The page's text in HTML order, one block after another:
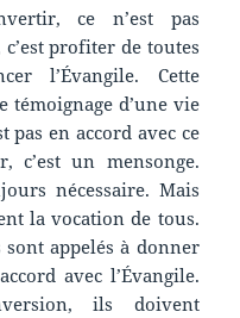
ce n’est pas
profiter de toutes
l’Évangile. Cette
témoignage d’une vie
pas en accord avec ce
c’est un mensonge.
nécessaire. Mais
la vocation de tous.
appelés à donner
avec l’Évangile.
ils doivent